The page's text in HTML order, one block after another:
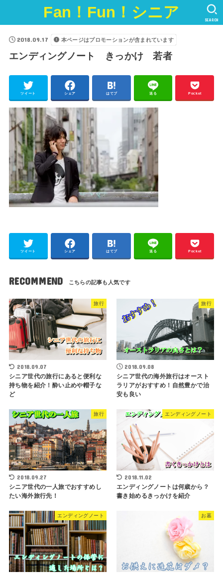
Fan！Fun！シニア SEARCH
2018.09.17 本ページはプロモーションが含まれています
エンディングノート きっかけ 若者
ツイート シェア はてブ 送る Pocket
ツイート シェア はてブ 送る Pocket
RECOMMEND
旅行
2018.09.07
シニア世代の旅行にあると便利な
持ち物を紹介！酔い止めや帽子な
ど
旅行
2018.09.08
シニア世代の海外旅行はオースト
ラリアがおすすめ！自然豊かで治
安も良い
旅行
2018.09.27
シニア世代の一人旅でおすすめし
たい海外旅行先！
エンディングノート
2018.11.02
エンディングノートは何歳から？
書き始めるきっかけを紹介
エンディングノート お墓